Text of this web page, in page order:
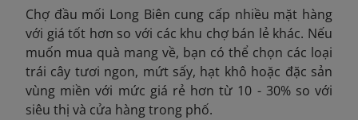
Chợ đầu mối Long Biên cung cấp nhiều mặt hàng
với giá tốt hơn so với các khu chợ bán lẻ khác. Nếu
muốn mua quà mang về, bạn có thể chọn các loại
trái cây tươi ngon, mứt sấy, hạt khô hoặc đặc sản
vùng miền với mức giá rẻ hơn từ 10 - 30% so với
siêu thị và cửa hàng trong phố.